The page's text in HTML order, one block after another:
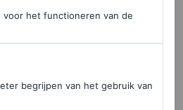
bekijken
voor het functioneren van de
begrijpen van het gebruik van